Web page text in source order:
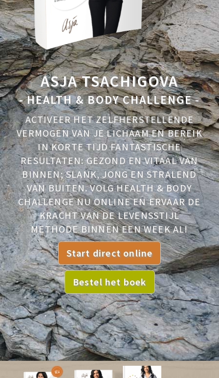
ASJA TSACHIGOVA
- HEALTH & BODY CHALLENGE -
ACTIVEER HET ZELFHERSTELLENDE
VERMOGEN VAN JE LICHAAM EN BEREIK
IN KORTE TIJD FANTASTISCHE
RESULTATEN: GEZOND EN VITAAL VAN
BINNEN; SLANK, JONG EN STRALEND
VAN BUITEN. VOLG HEALTH & BODY
CHALLENGE NU ONLINE EN ERVAAR DE
KRACHT VAN DE LEVENSSTIJL
METHODE BINNEN EEN WEEK AL!
Start direct online
Bestel het boek